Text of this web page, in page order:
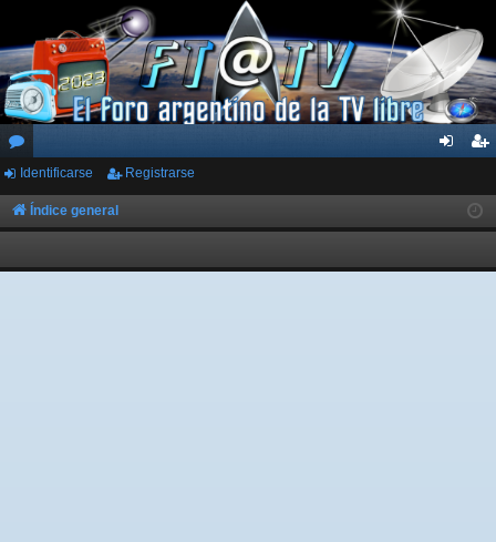
or
os
ar
ist
rs
Identificarse Registrarse
Índice general